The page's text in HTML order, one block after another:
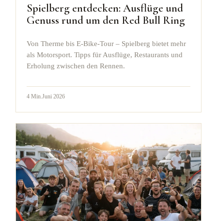
Spielberg entdecken: Ausflüge und
Genuss rund um den Red Bull Ring
Von Therme bis E-Bike-Tour – Spielberg bietet mehr
als Motorsport. Tipps für Ausflüge, Restaurants und
Erholung zwischen den Rennen.
4 Min.Juni 2026